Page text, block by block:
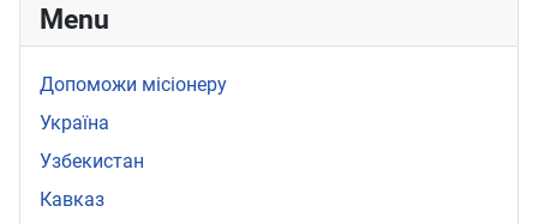
Menu
Допоможи місіонеру
Україна
Узбекистан
Кавказ